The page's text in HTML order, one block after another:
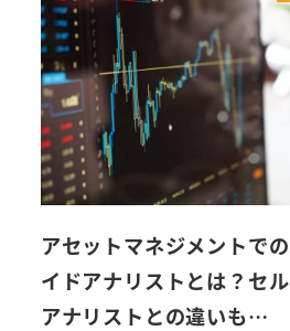
アセットマネジメントで
イドアナリストとは？セ
アナリストとの違いも…